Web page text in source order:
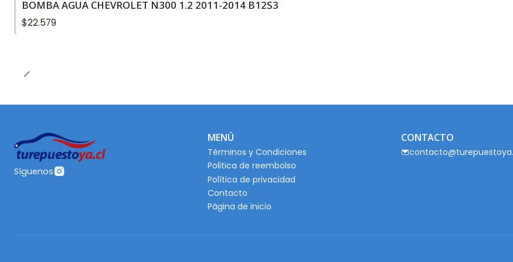
BOMBA AGUA CHEVROLET N300 1.2 2011-2014 B12S3
$22.579
Síguenos
MENÚ
Términos y Condiciones
Politica de reembolso
Política de privacidad
Contacto
Página de inicio
CONTACTO